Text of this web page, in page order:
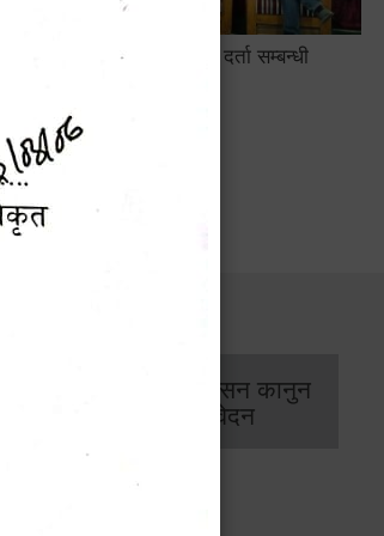
सामाजिक सुरक्षा तथा घटना दर्ता सम्बन्धी
आर्थिक प्रशासन कानुन
/ प्रतिवेदन